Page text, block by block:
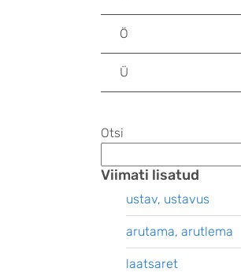
Ö
Ü
Otsi
Viimati lisatud
ustav, ustavus
arutama, arutlema
laatsaret